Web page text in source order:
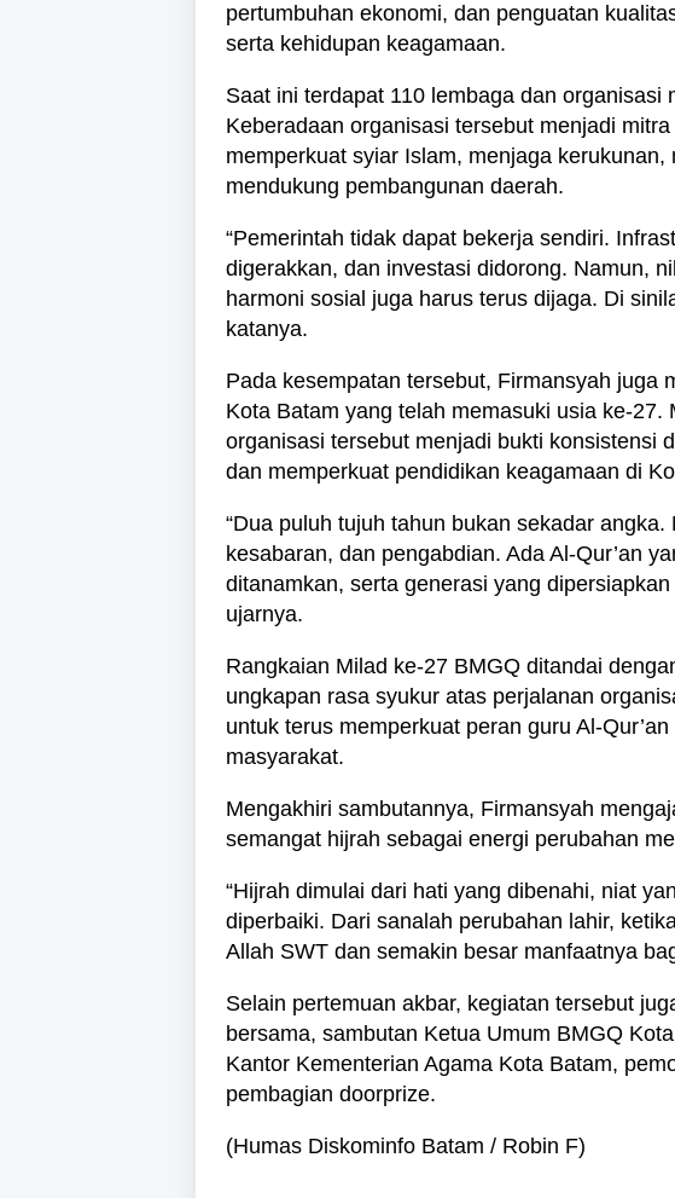
pertumbuhan ekonomi, dan penguatan
serta kehidupan keagamaan.
Saat ini terdapat 110 lembaga dan organisasi
Keberadaan organisasi tersebut menjadi
memperkuat syiar Islam, menjaga
mendukung pembangunan daerah.
“Pemerintah tidak dapat bekerja sendiri.
digerakkan, dan investasi didorong. Namun,
harmoni sosial juga harus terus dijaga. Di
katanya.
Pada kesempatan tersebut, Firmansyah juga
Kota Batam yang telah memasuki usia ke-27.
organisasi tersebut menjadi bukti konsistensi
dan memperkuat pendidikan keagamaan di
“Dua puluh tujuh tahun bukan sekadar
kesabaran, dan pengabdian. Ada Al-Qur’an
ditanamkan, serta generasi yang
ujarnya.
Rangkaian Milad ke-27 BMGQ ditandai
ungkapan rasa syukur atas perjalanan
untuk terus memperkuat peran guru Al-
masyarakat.
Mengakhiri sambutannya, Firmansyah
semangat hijrah sebagai energi perubahan
“Hijrah dimulai dari hati yang dibenahi, niat
diperbaiki. Dari sanalah perubahan lahir,
Allah SWT dan semakin besar manfaatnya
Selain pertemuan akbar, kegiatan tersebut
bersama, sambutan Ketua Umum BMGQ
Kantor Kementerian Agama Kota Batam,
pembagian doorprize.
(Humas Diskominfo Batam / Robin F)